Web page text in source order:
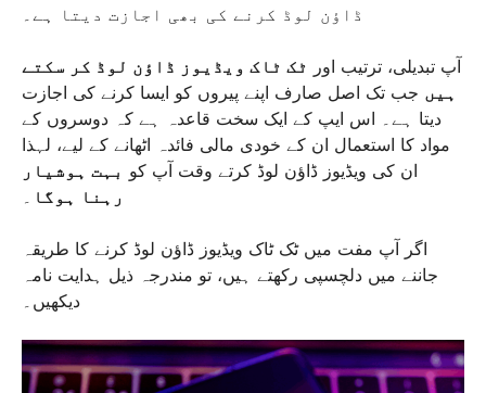
ڈاؤن لوڈ کرنے کی بھی اجازت دیتا ہے۔
آپ تبدیلی، ترتیب اور ٹک ٹاک ویڈیوز ڈاؤن لوڈ کر سکتے
ہیں جب تک اصل صارف اپنے پیروں کو ایسا کرنے کی اجازت
دیتا ہے۔ اس ایپ کے ایک سخت قاعدہ ہے کہ دوسروں کے
مواد کا استعمال ان کے خودی مالی فائدہ اٹھانے کے لیے، لہذا
ان کی ویڈیوز ڈاؤن لوڈ کرتے وقت آپ کو بہت ہوشیار
رہنا ہوگا ۔
اگر آپ مفت میں ٹک ٹاک ویڈیوز ڈاؤن لوڈ کرنے کا طریقہ
جاننے میں دلچسپی رکھتے ہیں، تو مندرجہ ذیل ہدایت نامہ
دیکھیں۔